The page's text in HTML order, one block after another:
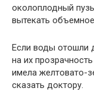
околоплодный
вытекать
Если воды отошли
на их
имела желтовато-
сказать доктору.